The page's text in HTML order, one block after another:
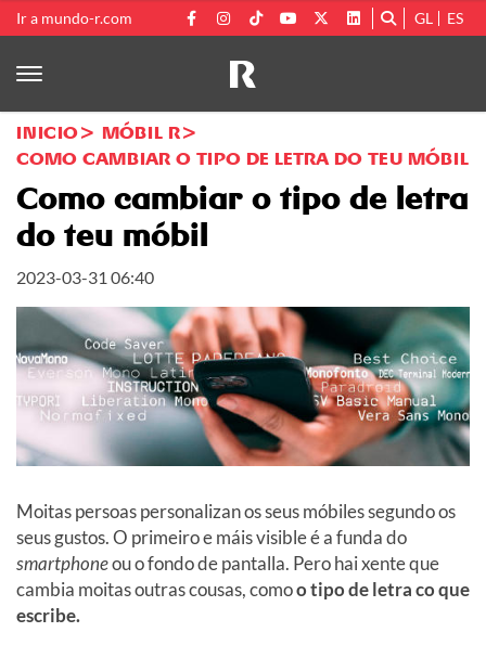
Ir a mundo-r.com GL ES
INICIO
MÓBIL R
COMO CAMBIAR O TIPO DE LETRA DO TEU MÓBIL
Como cambiar o tipo de letra
do teu móbil
2023-03-31 06:40
Moitas persoas personalizan os seus móbiles segundo os
seus gustos. O primeiro e máis visible é a funda do
smartphoneou o fondo de pantalla. Pero hai xente que
cambia moitas outras cousas, comoo tipo de letra co que
escribe.